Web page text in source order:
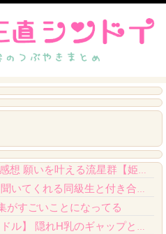
る女にブチギレる妻
【ひめごう 最終回】 第24話 感想 願いを叶える流星群【姫様“拷問”の時間です 2...
エロ漫画『どんなお願いでも聞いてくれる同級生と付き合ったら脳みそ破壊されたお話』をr...
がすごいことになってる
【清楚系おっとり美人のグラドル】 隠れH乳のギャップと電マオナ●ーを堪能する